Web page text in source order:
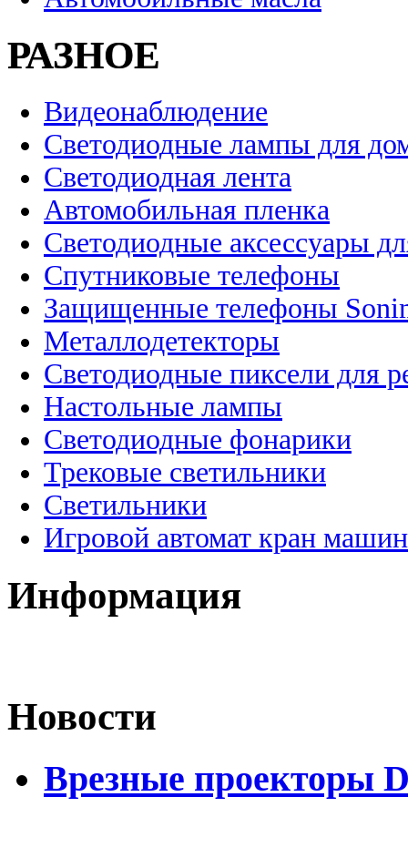
РАЗНОЕ
Видеонаблюдение
Светодиодные лампы для
Светодиодная лента
Автомобильная пленка
Светодиодные аксессуары
Спутниковые телефоны
Защищенные телефоны
Металлодетекторы
Светодиодные пиксели для
Настольные лампы
Светодиодные фонарики
Трековые светильники
Светильники
Игровой автомат кран
Информация
Новости
Врезные проекторы